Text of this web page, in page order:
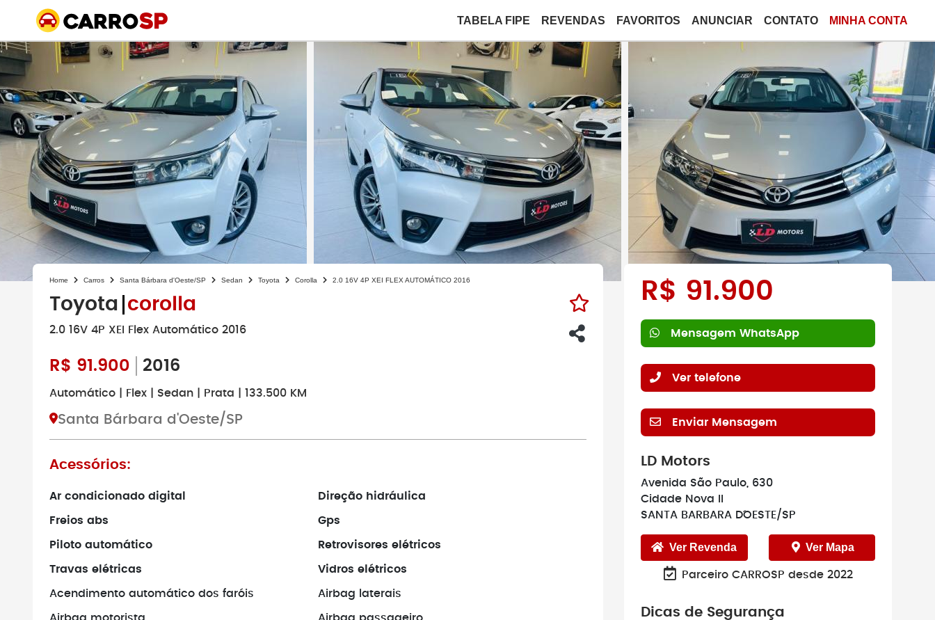
TABELA FIPE REVENDAS FAVORITOS ANUNCIAR CONTATO MINHA CONTA
Home Carros Santa Bárbara d'Oeste/SP Sedan Toyota Corolla 2.0 16V 4P XEI FLEX AUTOMÁTICO 2016
Toyota corolla
2.0 16V 4P XEI Flex Automático 2016
R$ 91.900 2016
Automático | Flex | Sedan | Prata | 133.500 KM
Santa Bárbara d'Oeste/SP
Acessórios:
Ar condicionado digital Direção hidráulica
Freios abs Gps
Piloto automático Retrovisores elétricos
Travas elétricas Vidros elétricos
Acendimento automático dos faróis Airbag laterais
R$ 91.900
Mensagem WhatsApp
Ver telefone
Enviar Mensagem
LD Motors
Avenida São Paulo, 630
Cidade Nova II
SANTA BARBARA D´OESTE/SP
Ver Revenda Ver Mapa
Parceiro CARROSP desde 2022
Dicas de Segurança